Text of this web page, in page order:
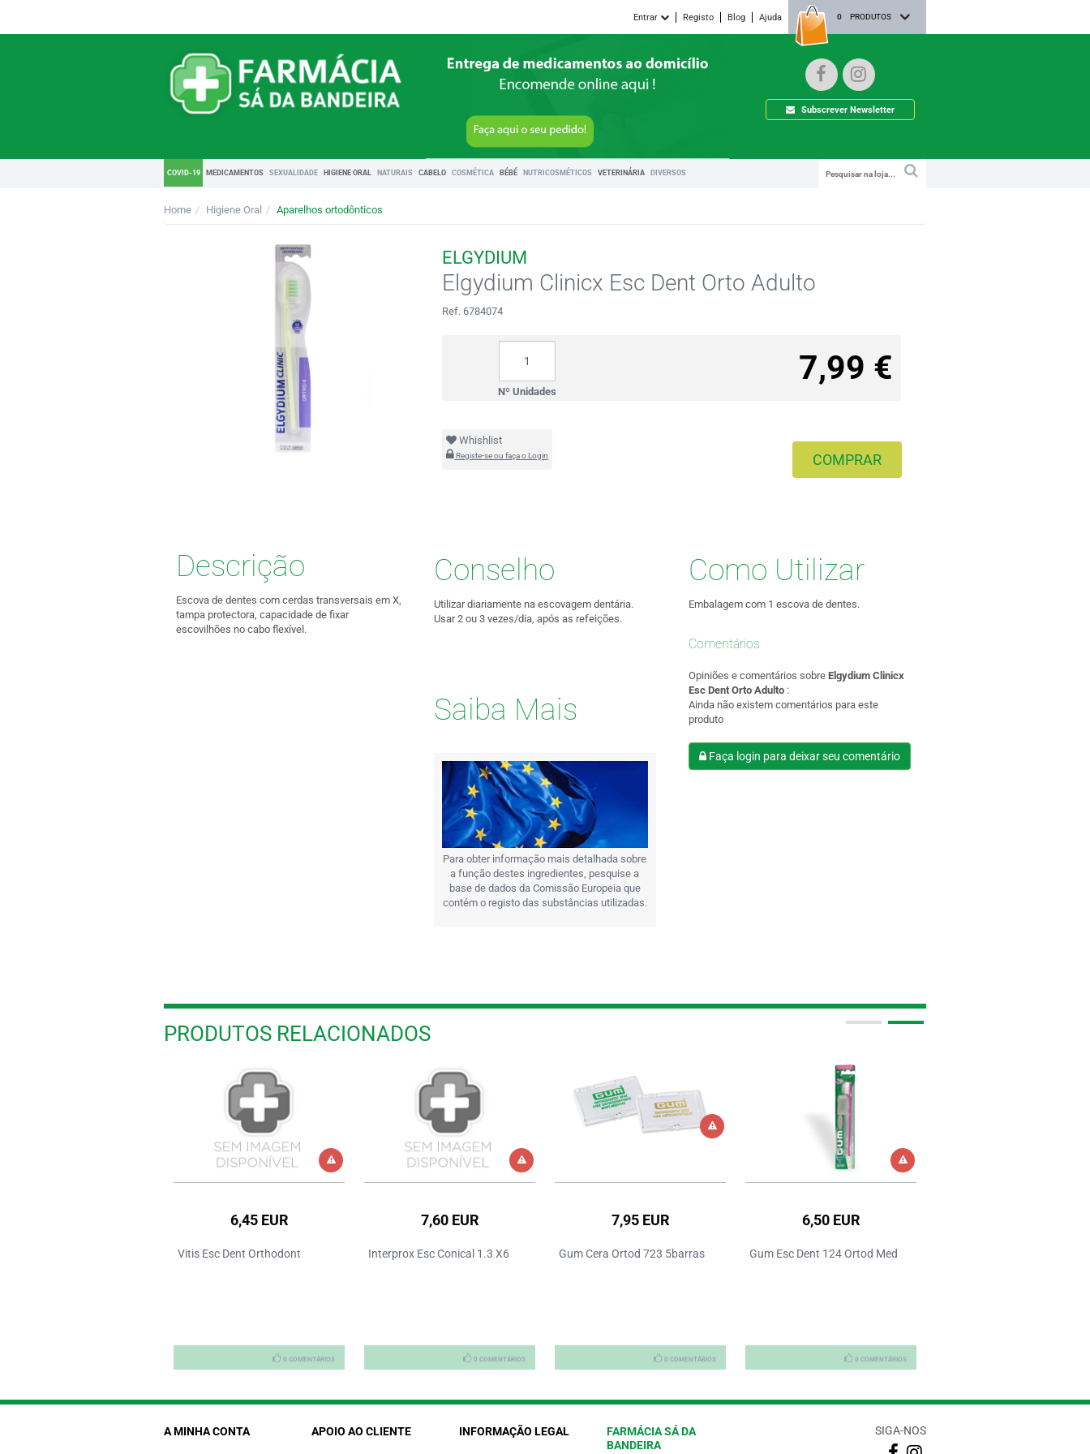
0 PRODUTOS
Entrar Registo Blog Ajuda
Subscrever Newsletter
COVID-19 MEDICAMENTOS SEXUALIDADE HIGIENE ORAL NATURAIS CABELO COSMÉTICA BÉBÉ NUTRICOSMÉTICOS VETERINÁRIA DIVERSOS
Home Higiene Oral Aparelhos ortodônticos
ELGYDIUM
Elgydium Clinicx Esc Dent Orto Adulto
Ref. 6784074
7,99 €
Nº Unidades
Whishlist
Registe-se ou faça o Login COMPRAR
Descrição
Escova de dentes com cerdas transversais em X,
tampa protectora, capacidade de fixar
escovilhões no cabo flexível.
Conselho
Utilizar diariamente na escovagem dentária.
Usar 2 ou 3 vezes/dia, após as refeições.
Saiba Mais
Para obter informação mais detalhada sobre
a função destes ingredientes, pesquise a
base de dados da Comissão Europeia que
contém o registo das substâncias utilizadas.
Como Utilizar
Embalagem com 1 escova de dentes.
Comentários
Opiniões e comentários sobre Elgydium Clinicx
Esc Dent Orto Adulto:
Ainda não existem comentários para este
produto
Faça login para deixar seu comentário
PRODUTOS RELACIONADOS
6,45 EUR
Vitis Esc Dent Orthodont
0 COMENTÁRIOS
7,60 EUR
Interprox Esc Conical 1.3 X6
0 COMENTÁRIOS
7,95 EUR
Gum Cera Ortod 723 5barras
0 COMENTÁRIOS
6,50 EUR
Gum Esc Dent 124 Ortod Med
0 COMENTÁRIOS
A MINHA CONTA APOIO AO CLIENTE INFORMAÇÃO LEGAL
FARMÁCIA SÁ DA
BANDEIRA
SIGA-NOS